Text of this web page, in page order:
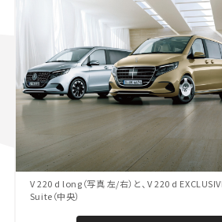
V 220 d long（写真 左/右）と、V 220 d
Suite（中央）